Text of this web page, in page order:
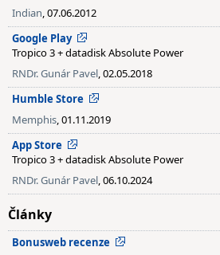
Indian, 07.06.2012
Google Play
Tropico 3 + datadisk Absolute Power
RNDr. Gunár Pavel, 02.05.2018
Humble Store
Memphis, 01.11.2019
App Store
Tropico 3 + datadisk Absolute Power
RNDr. Gunár Pavel, 06.10.2024
Články
Bonusweb recenze